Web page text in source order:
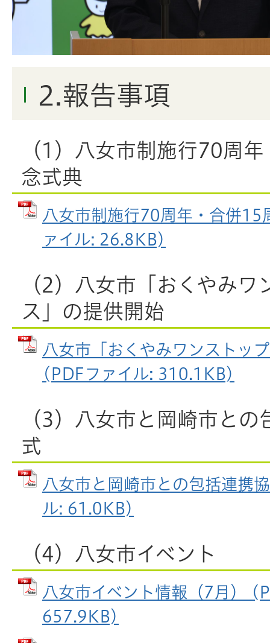
2.報告事項
（1）八女市制施行70周
念式典
八女市制施行70周年・合併15
ァイル: 26.8KB)
（2）八女市「おくやみワ
ス」の提供開始
八女市「おくやみワンストッ
(PDFファイル: 310.1KB)
（3）八女市と岡崎市と
式
八女市と岡崎市との包括連携
ル: 61.0KB)
（4）八女市イベント
八女市イベント情報（7月）
657.9KB)